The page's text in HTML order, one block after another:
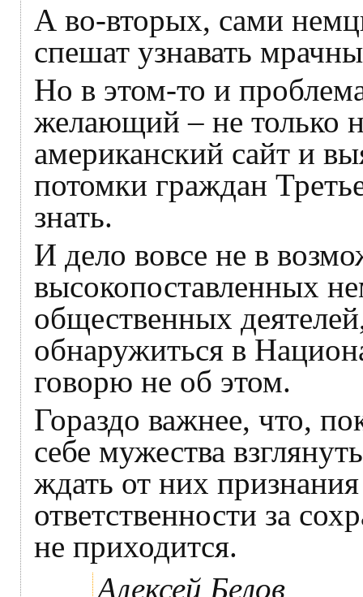
А во-вторых, сами
спешат узнавать
Но в этом-то и
желающий – не только
американский сайт и
потомки граждан
знать.
И дело вовсе не в
высокопоставленных
общественных
обнаружиться в
говорю не об этом.
Гораздо важнее, что,
себе мужества
ждать от них
ответственности за
не приходится.
Алексей Белов